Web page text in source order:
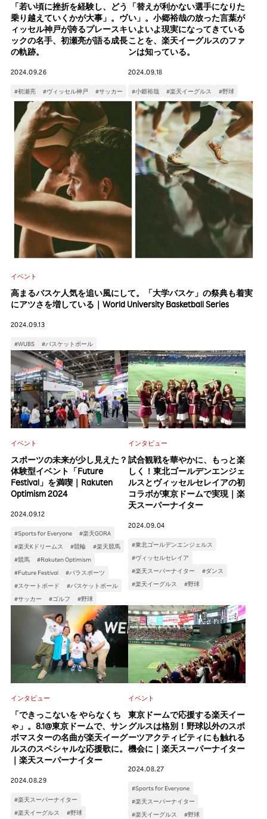
「若い頃に挫折を経験し、どう
乗り越えていくかが大事」。ヴ
ィッセル神戸が誇るプレースキ
ックの名手、初瀬亮が語る成長
の軌跡。
2024.09.26
#初瀬亮 #ヴィッセル神戸 #サッカー
「替えが利かない選手になりた
い」。小郷裕哉の放った言葉が
いよいよ現実になってきている
ことを、楽天イーグルスのファ
ンは知っている。
2024.09.18
#小郷裕哉 #楽天イーグルス #野球
イベント
高まるバスケ人気を追い風にして。「大学バスケ」の祭典も着実
にアツさを増している｜World University Basketball Series
2024.09.13
#WUBS #バスケットボール
イベント
スポーツの未来が少し見えた？
体験型イベント「Future
Festival」を満喫｜Rakuten
Optimism 2024
2024.09.12
#Sports for Everyone
#楽天GORA
#楽天Kドリームス
#競輪
#楽天競馬
#競馬
#Rakuten Optimism
#Future Festival
#パラスポーツ
#スケートボード
#バスケットボール
#サッカー
#ゴルフ #野球
インタビュー
試合観戦を華やかに、もっと楽
しく！東北ゴールデンエンジェ
ルスとヴィッセルセレイアの初
コラボが東京ドームで実現｜楽
天スーパーナイター
2024.09.04
#東北ゴールデンエンジェルス
#ヴィッセルセレイア
#楽天スーパーナイター
#ダンス
#楽天イーグルス
#野球
インタビュー
「できっこないを やらなくち
ゃ」。8.1@東京ドームで、サン
ボマスターの名曲が楽天イーグ
ルスのスペシャルな応援歌に。
｜楽天スーパーナイター
2024.08.29
#楽天スーパーナイター
#楽天イーグルス
#野球
イベント
東京ドームで応援する楽天イー
グルスは格別！野球以外のスポ
ーツアクティビティにも触れる
機会に｜楽天スーパーナイター
2024.08.27
#Sports for Everyone
#楽天スーパーナイター
#楽天イーグルス
#野球